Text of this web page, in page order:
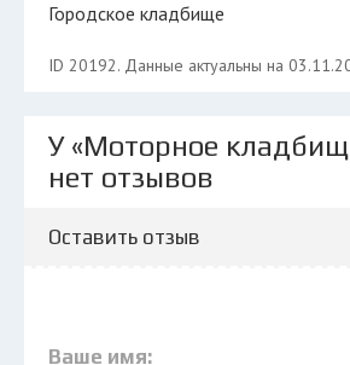
Городское кладбище
ID 20192. Данные актуальны на
У «Моторное
нет отзывов
Оставить отзыв
Ваше имя: